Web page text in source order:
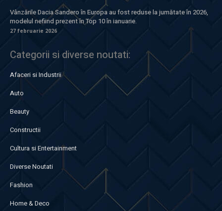
Vânzările Dacia Sandero în Europa au fost reduse la jumătate în 2026,
modelul nefiind prezent în Top 10 în ianuarie.
27 februarie 2026
Categorii si diverse noutati:
Afaceri si Industrii
Auto
Beauty
Constructii
Cultura si Entertainment
Diverse Noutati
Fashion
Home & Deco